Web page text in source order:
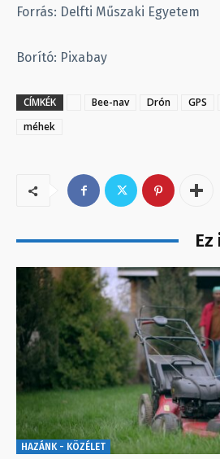
Forrás: Delfti Műszaki Egyetem
Borító: Pixabay
CÍMKÉK Bee-nav Drón GPS
méhek
HAZÁNK - KÖZÉLET